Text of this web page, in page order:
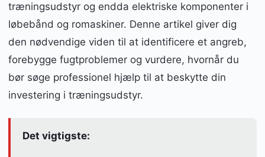
træningsudstyr og endda elektriske komponenter i
løbebånd og romaskiner. Denne artikel giver dig
den nødvendige viden til at identificere et angreb,
forebygge fugtproblemer og vurdere, hvornår du
bør søge professionel hjælp til at beskytte din
investering i træningsudstyr.
Det vigtigste: